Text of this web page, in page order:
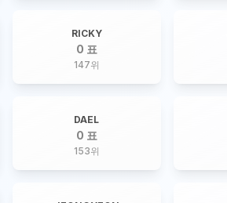
RICKY
0 표
147위
DAEL
0 표
153위